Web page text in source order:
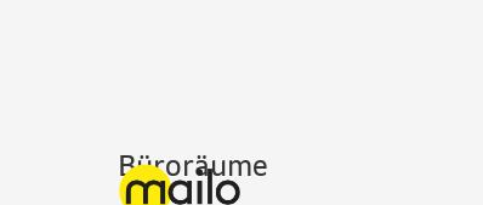
Büroräume